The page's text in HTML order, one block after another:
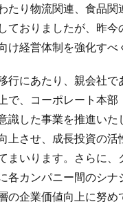
り物流関連、食品
ておりましたが、昨
け経営体制を強化すべ
にあたり、親会社で
で、コーポレート本
識した事業を推進い
上させ、成長投資の
まいります。さらに
各カンパニー間のシ
の企業価値向上に努め